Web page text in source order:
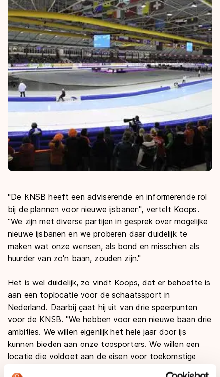
Word schaatsfan!
Winacties
Medaillespiegel
Olympische uitslagen
Van Jong tot Goud verhalen
"De KNSB heeft een adviserende en informerende rol
bij de plannen voor nieuwe ijsbanen", vertelt Koops.
"We zijn met diverse partijen in gesprek over mogelijke
nieuwe ijsbanen en we proberen daar duidelijk te
maken wat onze wensen, als bond en misschien als
huurder van zo'n baan, zouden zijn."
Het is wel duidelijk, zo vindt Koops, dat er behoefte is
aan een toplocatie voor de schaatssport in
Nederland. Daarbij gaat hij uit van drie speerpunten
voor de KNSB. "We hebben voor een nieuwe baan drie
ambities. We willen eigenlijk het hele jaar door ijs
kunnen bieden aan onze topsporters. We willen een
locatie die voldoet aan de eisen voor toekomstige
topevenementen en we willen de recreanten wat